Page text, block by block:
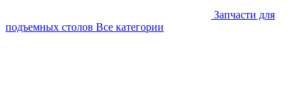
Запчасти для
подъемных столов Все категории